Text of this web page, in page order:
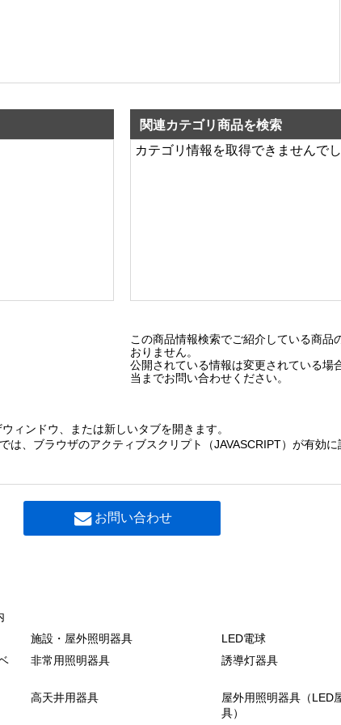
関連カテゴリ商品を検索
カテゴリ情報を取得できませんでし
この商品情報検索でご紹介している商品
おりません。
公開されている情報は変更されている場
当までお問い合わせください。
ィンドウ、または新しいタブを開きます。
は、ブラウザのアクティブスクリプト（JAVASCRIPT）が有効
お問い合わせ
施設・屋外照明器具
LED電球
非常用照明器具 誘導灯器具
高天井用器具
屋外用照明器具（LED
具）